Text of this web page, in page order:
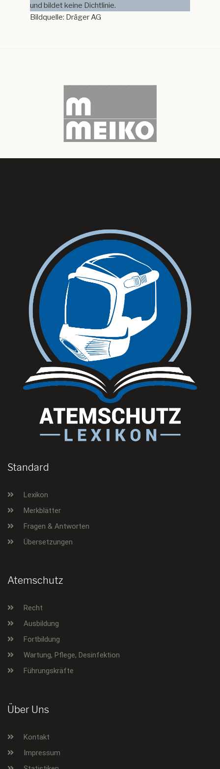
und bildet keine Dichtlinie.
Bildquelle: Dräger AG
Standard
Lexikon
Merkblätter
Fragen & Antworten
Übersetzungen
Atemschutz
Recht
Ausbildung
Fortbildung
Wartung, Pflege, Desinfektion
Führungskräfte
Über Uns
Kontakt
Impressum